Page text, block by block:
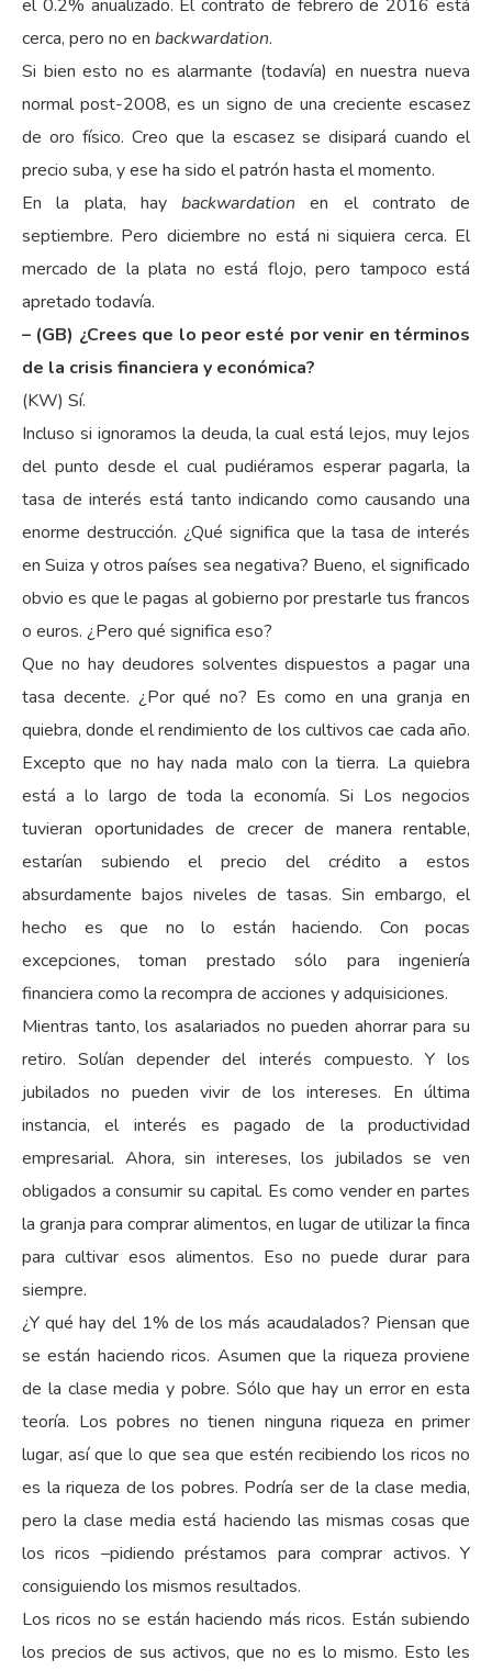
el 0.2% anualizado. El contrato de febrero de 2016 está
cerca, pero no en backwardation.
Si bien esto no es alarmante (todavía) en nuestra nueva
normal post-2008, es un signo de una creciente escasez
de oro físico. Creo que la escasez se disipará cuando el
precio suba, y ese ha sido el patrón hasta el momento.
En la plata, hay backwardation en el contrato de
septiembre. Pero diciembre no está ni siquiera cerca. El
mercado de la plata no está flojo, pero tampoco está
apretado todavía.
– (GB) ¿Crees que lo peor esté por venir en términos
de la crisis financiera y económica?
(KW) Sí.
Incluso si ignoramos la deuda, la cual está lejos, muy lejos
del punto desde el cual pudiéramos esperar pagarla, la
tasa de interés está tanto indicando como causando una
enorme destrucción. ¿Qué significa que la tasa de interés
en Suiza y otros países sea negativa? Bueno, el significado
obvio es que le pagas al gobierno por prestarle tus francos
o euros. ¿Pero qué significa eso?
Que no hay deudores solventes dispuestos a pagar una
tasa decente. ¿Por qué no? Es como en una granja en
quiebra, donde el rendimiento de los cultivos cae cada año.
Excepto que no hay nada malo con la tierra. La quiebra
está a lo largo de toda la economía. Si Los negocios
tuvieran oportunidades de crecer de manera rentable,
estarían subiendo el precio del crédito a estos
absurdamente bajos niveles de tasas. Sin embargo, el
hecho es que no lo están haciendo. Con pocas
excepciones, toman prestado sólo para ingeniería
financiera como la recompra de acciones y adquisiciones.
Mientras tanto, los asalariados no pueden ahorrar para su
retiro. Solían depender del interés compuesto. Y los
jubilados no pueden vivir de los intereses. En última
instancia, el interés es pagado de la productividad
empresarial. Ahora, sin intereses, los jubilados se ven
obligados a consumir su capital. Es como vender en partes
la granja para comprar alimentos, en lugar de utilizar la finca
para cultivar esos alimentos. Eso no puede durar para
siempre.
¿Y qué hay del 1% de los más acaudalados? Piensan que
se están haciendo ricos. Asumen que la riqueza proviene
de la clase media y pobre. Sólo que hay un error en esta
teoría. Los pobres no tienen ninguna riqueza en primer
lugar, así que lo que sea que estén recibiendo los ricos no
es la riqueza de los pobres. Podría ser de la clase media,
pero la clase media está haciendo las mismas cosas que
los ricos –pidiendo préstamos para comprar activos. Y
consiguiendo los mismos resultados.
Los ricos no se están haciendo más ricos. Están subiendo
los precios de sus activos, que no es lo mismo. Esto les